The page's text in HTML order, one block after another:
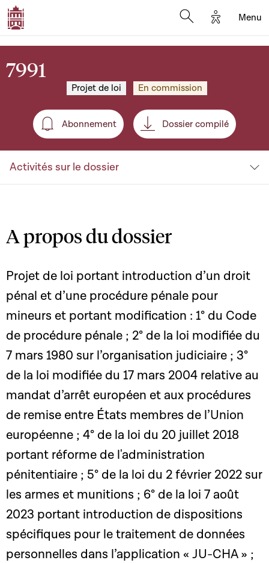
Options
Menu
7991
Projet de loi En commission
Abonnement
Abonnement Dossier compilé
Activités sur le dossier
A propos du dossier
Projet de loi portant introduction d’un droit
pénal et d’une procédure pénale pour
mineurs et portant modification : 1° du Code
de procédure pénale ; 2° de la loi modifiée du
7 mars 1980 sur l’organisation judiciaire ; 3°
de la loi modifiée du 17 mars 2004 relative au
mandat d’arrêt européen et aux procédures
de remise entre États membres de l’Union
européenne ; 4° de la loi du 20 juillet 2018
portant réforme de l'administration
pénitentiaire ; 5° de la loi du 2 février 2022 sur
les armes et munitions ; 6° de la loi 7 août
2023 portant introduction de dispositions
spécifiques pour le traitement de données
personnelles dans l’application « JU-CHA » ;